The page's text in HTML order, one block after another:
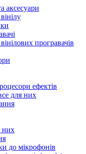
аксесуари
програвачів
ефектів
для них
них
до мікрофонів